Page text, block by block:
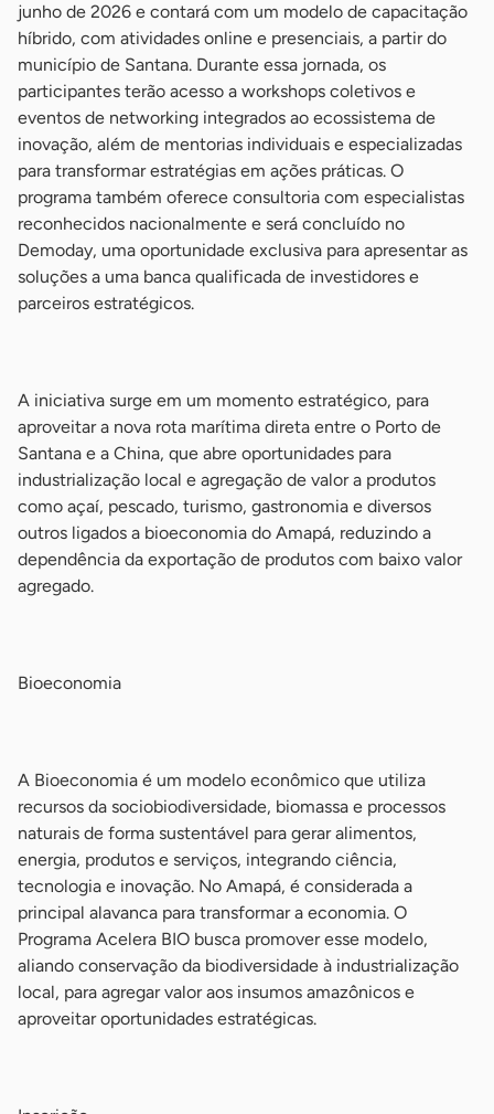
junho de 2026 e contará com um modelo de capacitação
híbrido, com atividades online e presenciais, a partir do
município de Santana. Durante essa jornada, os
participantes terão acesso a workshops coletivos e
eventos de networking integrados ao ecossistema de
inovação, além de mentorias individuais e especializadas
para transformar estratégias em ações práticas. O
programa também oferece consultoria com especialistas
reconhecidos nacionalmente e será concluído no
Demoday, uma oportunidade exclusiva para apresentar as
soluções a uma banca qualificada de investidores e
parceiros estratégicos.
A iniciativa surge em um momento estratégico, para
aproveitar a nova rota marítima direta entre o Porto de
Santana e a China, que abre oportunidades para
industrialização local e agregação de valor a produtos
como açaí, pescado, turismo, gastronomia e diversos
outros ligados a bioeconomia do Amapá, reduzindo a
dependência da exportação de produtos com baixo valor
agregado.
Bioeconomia
A Bioeconomia é um modelo econômico que utiliza
recursos da sociobiodiversidade, biomassa e processos
naturais de forma sustentável para gerar alimentos,
energia, produtos e serviços, integrando ciência,
tecnologia e inovação. No Amapá, é considerada a
principal alavanca para transformar a economia. O
Programa Acelera BIO busca promover esse modelo,
aliando conservação da biodiversidade à industrialização
local, para agregar valor aos insumos amazônicos e
aproveitar oportunidades estratégicas.